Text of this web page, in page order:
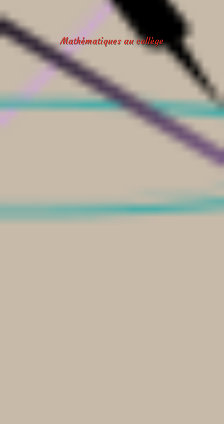
Mathématiques au collège